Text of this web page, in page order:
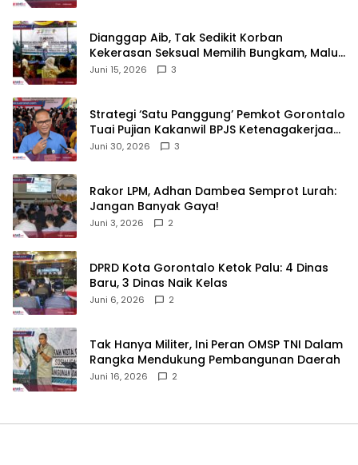
‎Dianggap Aib, Tak Sedikit Korban
Kekerasan Seksual Memilih Bungkam, Malu
untuk Melapor!‎
Juni 15, 2026 3
Strategi ‘Satu Panggung’ Pemkot Gorontalo
Tuai Pujian Kakanwil BPJS Ketenagakerjaan
Sulama‎‎
Juni 30, 2026 3
‎Rakor LPM, Adhan Dambea Semprot Lurah:
Jangan Banyak Gaya!‎
Juni 3, 2026 2
‎DPRD Kota Gorontalo Ketok Palu: 4 Dinas
Baru, 3 Dinas Naik Kelas
Juni 6, 2026 2
‎Tak Hanya Militer, Ini Peran OMSP TNI Dalam
Rangka Mendukung Pembangunan Daerah
Juni 16, 2026 2